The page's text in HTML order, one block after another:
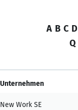
A B C D
Q
Unternehmen
New Work SE